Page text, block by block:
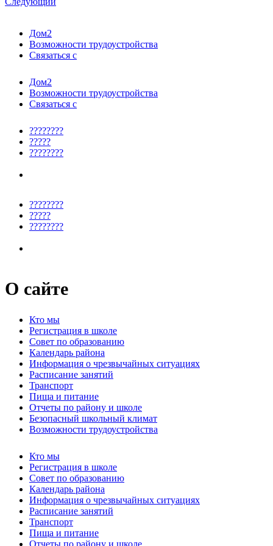
Дом2
Возможности трудоустройства
Связаться с
Дом2
Возможности трудоустройства
Связаться с
????????
?????
????????
????????
?????
????????
О сайте
Кто мы
Регистрация в школе
Совет по образованию
Календарь района
Информация о чрезвычайных ситуациях
Расписание занятий
Транспорт
Пища и питание
Отчеты по району и школе
Безопасный школьный климат
Возможности трудоустройства
Кто мы
Регистрация в школе
Совет по образованию
Календарь района
Информация о чрезвычайных ситуациях
Расписание занятий
Транспорт
Пища и питание